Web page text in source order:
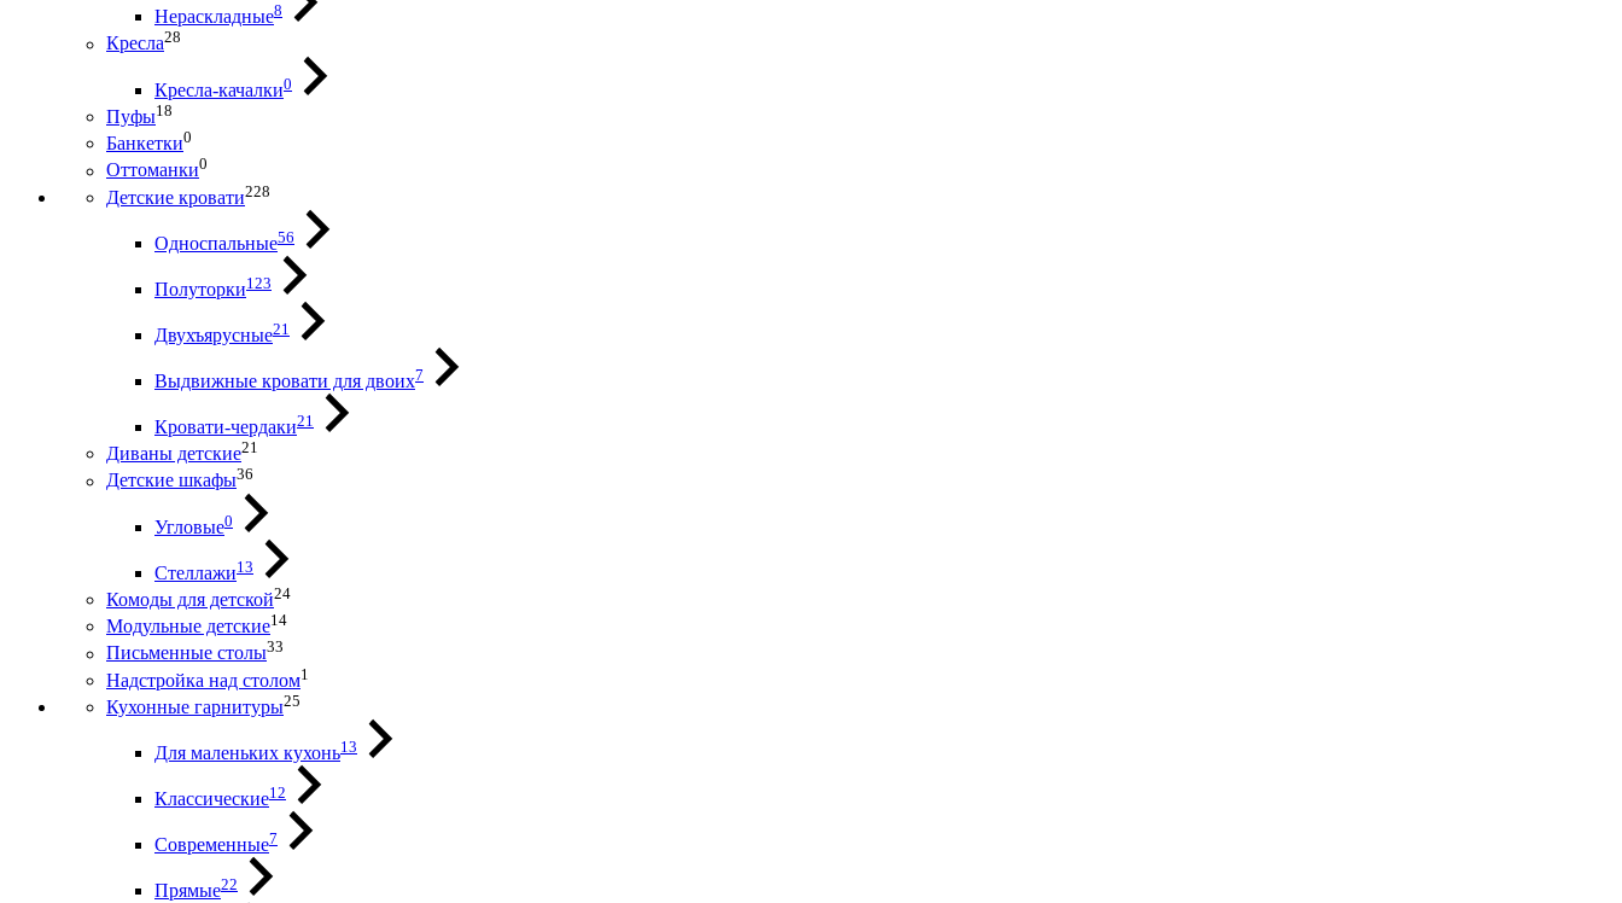
Нераскладные8
Кресла28
Кресла-качалки0
Пуфы18
Банкетки0
Оттоманки0
Детские кровати228
Односпальные56
Полуторки123
Двухъярусные21
Выдвижные кровати для двоих7
Кровати-чердаки21
Диваны детские21
Детские шкафы36
Угловые0
Стеллажи13
Комоды для детской24
Модульные детские14
Письменные столы33
Надстройка над столом1
Кухонные гарнитуры25
Для маленьких кухонь13
Классические12
Современные7
Прямые22